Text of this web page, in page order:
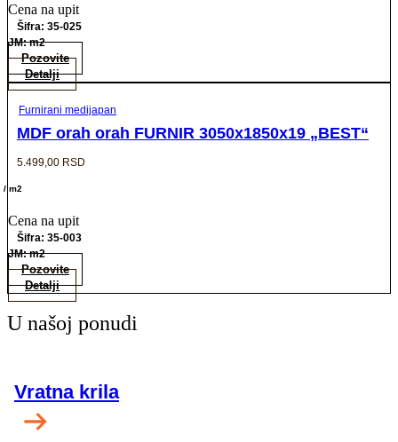
Cena na upit
Šifra: 35-025
JM: m2
Pozovite
Detalji
Furnirani medijapan
MDF orah orah FURNIR 3050x1850x19 „BEST“
5.499,00 RSD
/ m2
Cena na upit
Šifra: 35-003
JM: m2
Pozovite
Detalji
U našoj ponudi
Vratna krila